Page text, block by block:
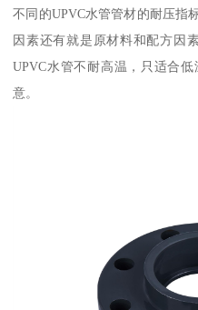
不同的UPVC水管管材的耐压指
因素还有就是原材料和配方因
UPVC水管不耐高温，只适合
意。